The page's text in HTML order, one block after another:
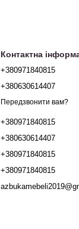
Контактна
+380971840815
+380630614407
Передзвонити вам?
+380971840815
+380630614407
+380971840815
+380971840815